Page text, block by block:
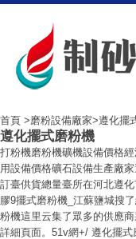
首頁 >磨粉設備廠家>遵化擺
遵化擺式磨粉機
打粉機磨粉機礦機設備價格
用設備價格礦石設備生產廠
訂臺供貨總量臺所在河北遵
膠9擺式磨粉機_江蘇鹽城搜
粉機這里云集了眾多的供應
詳細頁面。51v網+/ 遵化擺